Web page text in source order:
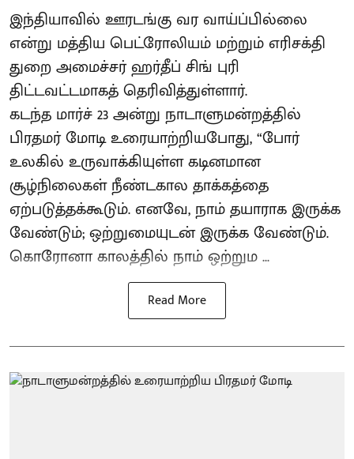
இந்தியாவில் ஊரடங்கு வர வாய்ப்பில்லை
என்று மத்திய பெட்ரோலியம் மற்றும் எரிசக்தி
துறை அமைச்சர் ஹர்தீப் சிங் புரி
திட்டவட்டமாகத் தெரிவித்துள்ளார்.
கடந்த மார்ச் 23 அன்று நாடாளுமன்றத்தில்
பிரதமர் மோடி உரையாற்றியபோது, “போர்
உலகில் உருவாக்கியுள்ள கடினமான
சூழ்நிலைகள் நீண்டகால தாக்கத்தை
ஏற்படுத்தக்கூடும். எனவே, நாம் தயாராக இருக்க
வேண்டும்; ஒற்றுமையுடன் இருக்க வேண்டும்.
கொரோனா காலத்தில் நாம் ஒற்றும ...
Read More